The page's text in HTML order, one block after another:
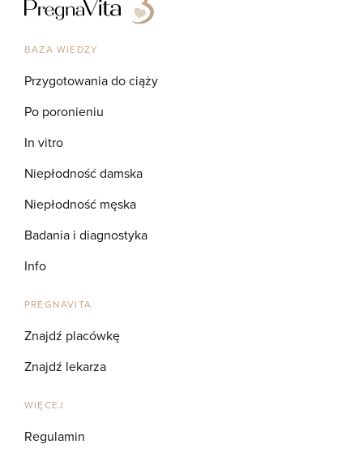
BAZA WIEDZY
Przygotowania do ciąży
Po poronieniu
In vitro
Niepłodność damska
Niepłodność męska
Badania i diagnostyka
Info
PREGNAVITA
Znajdź placówkę
Znajdź lekarza
WIĘCEJ
Regulamin